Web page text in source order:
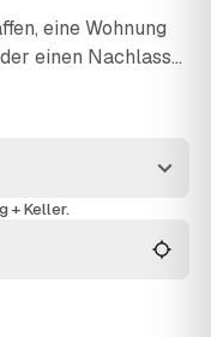
eine Wohnung
einen Nachlass
bei AWL
Sie
+ Keller.